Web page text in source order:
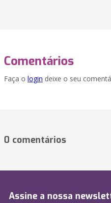
Comentários
Faça o login deixe o seu
0 comentários
Assine a nossa